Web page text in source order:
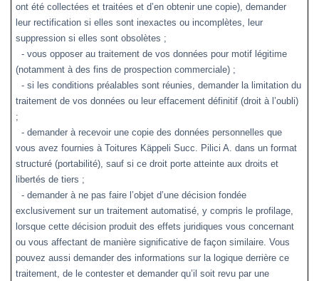
ont été collectées et traitées et d’en obtenir une copie), demander
leur rectification si elles sont inexactes ou incomplètes, leur
suppression si elles sont obsolètes ;
- vous opposer au traitement de vos données pour motif légitime
(notamment à des fins de prospection commerciale) ;
- si les conditions préalables sont réunies, demander la limitation du
traitement de vos données ou leur effacement définitif (droit à l’oubli)
;
- demander à recevoir une copie des données personnelles que
vous avez fournies à Toitures Käppeli Succ. Pilici A. dans un format
structuré (portabilité), sauf si ce droit porte atteinte aux droits et
libertés de tiers ;
- demander à ne pas faire l’objet d’une décision fondée
exclusivement sur un traitement automatisé, y compris le profilage,
lorsque cette décision produit des effets juridiques vous concernant
ou vous affectant de manière significative de façon similaire. Vous
pouvez aussi demander des informations sur la logique derrière ce
traitement, de le contester et demander qu’il soit revu par une